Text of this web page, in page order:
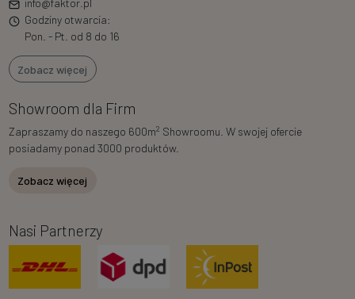
info@faktor.pl
Godziny otwarcia:
Pon. - Pt. od 8 do 16
Zobacz więcej
Showroom dla Firm
Zapraszamy do naszego 600m2 Showroomu. W swojej ofercie
posiadamy ponad 3000 produktów.
Zobacz więcej
Nasi Partnerzy